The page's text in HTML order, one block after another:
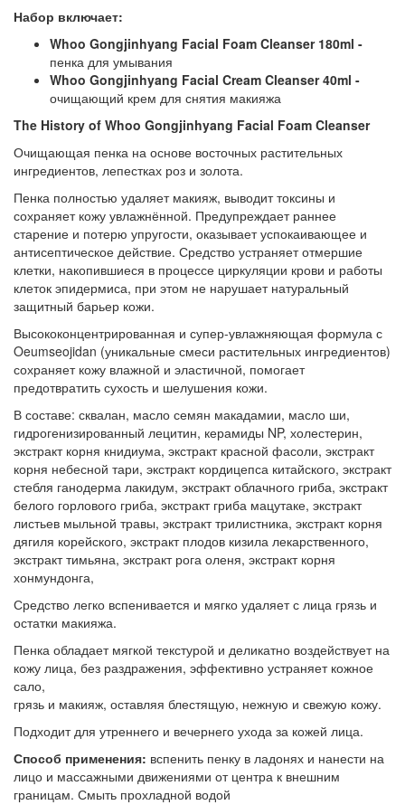
Набор включает:
Whoo Gongjinhyang Facial Foam Cleanser 180ml -
пенка для умывания
Whoo Gongjinhyang Facial Cream Cleanser 40ml -
очищающий крем для снятия макияжа
The History of Whoo Gongjinhyang Facial Foam Cleanser
Очищающая пенка на основе восточных растительных
ингредиентов, лепестках роз и золота.
Пенка полностью удаляет макияж, выводит токсины и
сохраняет кожу увлажнённой. Предупреждает раннее
старение и потерю упругости, оказывает успокаивающее и
антисептическое действие. Средство устраняет отмершие
клетки, накопившиеся в процессе циркуляции крови и работы
клеток эпидермиса, при этом не нарушает натуральный
защитный барьер кожи.
Высококонцентрированная и супер-увлажняющая формула с
Oeumseojidan (уникальные смеси растительных ингредиентов)
сохраняет кожу влажной и эластичной, помогает
предотвратить сухость и шелушения кожи.
В составе: сквалан, масло семян макадамии, масло ши,
гидрогенизированный лецитин, керамиды NP, холестерин,
экстракт корня книдиума, экстракт красной фасоли, экстракт
корня небесной тари, экстракт кордицепса китайского, экстракт
стебля ганодерма лакидум, экстракт облачного гриба, экстракт
белого горлового гриба, экстракт гриба мацутаке, экстракт
листьев мыльной травы, экстракт трилистника, экстракт корня
дягиля корейского, экстракт плодов кизила лекарственного,
экстракт тимьяна, экстракт рога оленя, экстракт корня
хонмундонга,
Средство легко вспенивается и мягко удаляет с лица грязь и
остатки макияжа.
Пенка обладает мягкой текстурой и деликатно воздействует на
кожу лица, без раздражения, эффективно устраняет кожное
сало,
грязь и макияж, оставляя блестящую, нежную и свежую кожу.
Подходит для утреннего и вечернего ухода за кожей лица.
Способ применения: вспенить пенку в ладонях и нанести на
лицо и массажными движениями от центра к внешним
границам. Смыть прохладной водой